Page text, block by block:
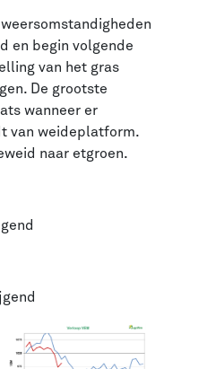
en begin volgende
van het gras
De grootste
wanneer er
van weideplatform.
naar etgroen.